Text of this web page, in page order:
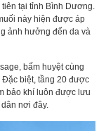
tại tỉnh Bình Dương.
này hiện được áp
ảnh hưởng đến da và
bấm huyệt cùng
biệt, tầng 20 được
bảo khí luôn được lưu
nơi đây.